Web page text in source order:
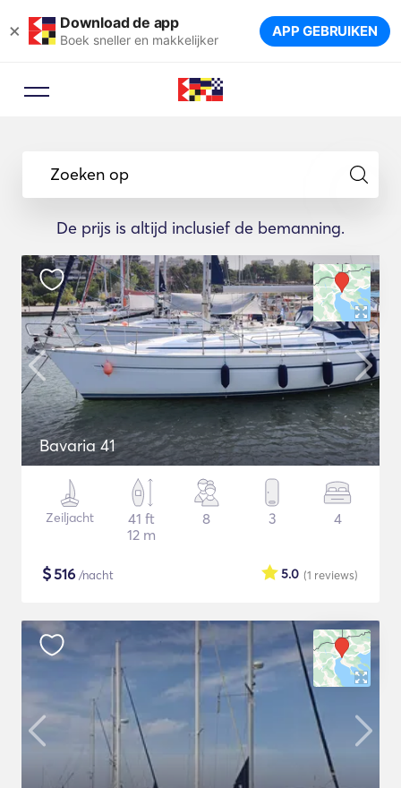
× Download de app
Boek sneller en makkelijker APP GEBRUIKEN
Zoeken op
De prijs is altijd inclusief de bemanning.
Bavaria 41
Zeiljacht
41 ft
12 m
8 3 4
$516 /nacht (1 reviews)
5.0